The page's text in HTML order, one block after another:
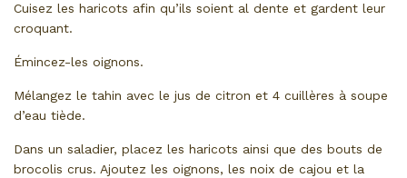
Cuisez les haricots afin qu’ils soient al dente et gardent leur
croquant.
Émincez-les oignons.
Mélangez le tahin avec le jus de citron et 4 cuillères à soupe
d’eau tiède.
Dans un saladier, placez les haricots ainsi que des bouts de
brocolis crus. Ajoutez les oignons, les noix de cajou et la